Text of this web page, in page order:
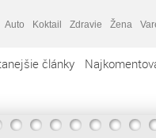
Auto Koktail Zdravie Žena
články